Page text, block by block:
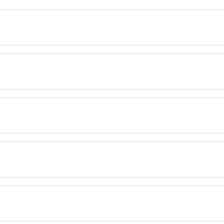
dodatek do zimowej herbaty, ale świetnie pasuje także
(*RWS):
przechowywać w lodówce.